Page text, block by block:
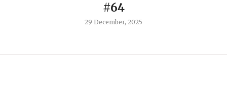
#64
29 December, 2025